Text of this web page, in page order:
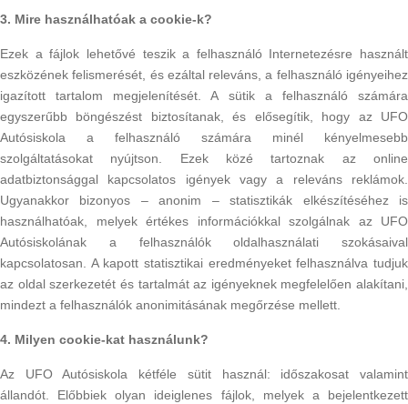
3. Mire használhatóak a cookie-k?
Ezek a fájlok lehetővé teszik a felhasználó Internetezésre használt
eszközének felismerését, és ezáltal releváns, a felhasználó igényeihez
igazított tartalom megjelenítését. A sütik a felhasználó számára
egyszerűbb böngészést biztosítanak, és elősegítik, hogy az UFO
Autósiskola a felhasználó számára minél kényelmesebb
szolgáltatásokat nyújtson. Ezek közé tartoznak az online
adatbiztonsággal kapcsolatos igények vagy a releváns reklámok.
Ugyanakkor bizonyos – anonim – statisztikák elkészítéséhez is
használhatóak, melyek értékes információkkal szolgálnak az UFO
Autósiskolának a felhasználók oldalhasználati szokásaival
kapcsolatosan. A kapott statisztikai eredményeket felhasználva tudjuk
az oldal szerkezetét és tartalmát az igényeknek megfelelően alakítani,
mindezt a felhasználók anonimitásának megőrzése mellett.
4. Milyen cookie-kat használunk?
Az UFO Autósiskola kétféle sütit használ: időszakosat valamint
állandót. Előbbiek olyan ideiglenes fájlok, melyek a bejelentkezett